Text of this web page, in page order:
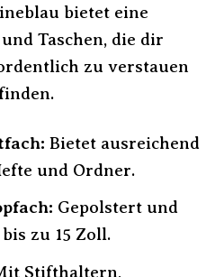
bietet eine
Taschen, die dir
zu verstauen
Bietet ausreichend
und Ordner.
Gepolstert und
zu 15 Zoll.
Stifthaltern,